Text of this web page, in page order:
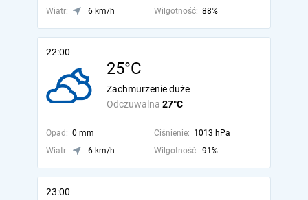
Wiatr:
6 km/h Wilgotność: 88%
22:00
25°C
Odczuwalna 27°C
Zachmurzenie duże
Opad: 0 mm Ciśnienie: 1013 hPa
Wiatr:
6 km/h Wilgotność: 91%
23:00